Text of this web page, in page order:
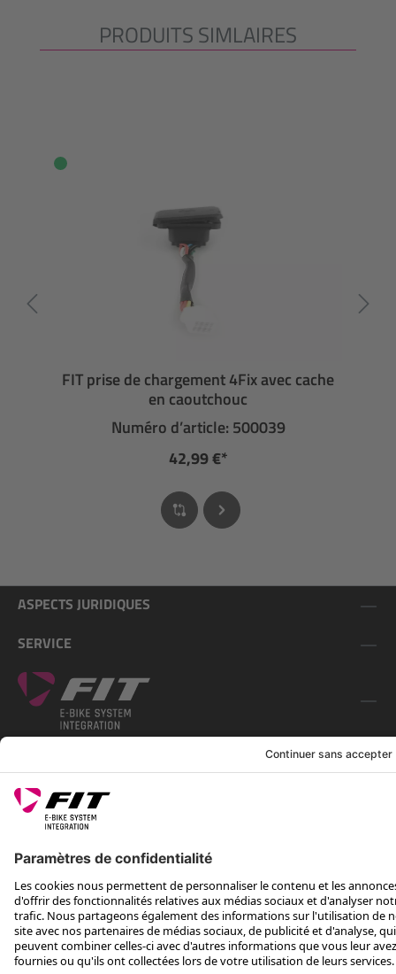
Ignorer la galerie de produits
PRODUITS SIMLAIRES
FIT prise de chargement 4Fix avec cache
en caoutchouc
Numéro d’article: 500039
42,99 €*
ASPECTS JURIDIQUES
SERVICE
SUIS-NOUS SUR
*Prix conseillé avec TVA. Hors frais de transport
Rotax Bike Technology AG © 2025